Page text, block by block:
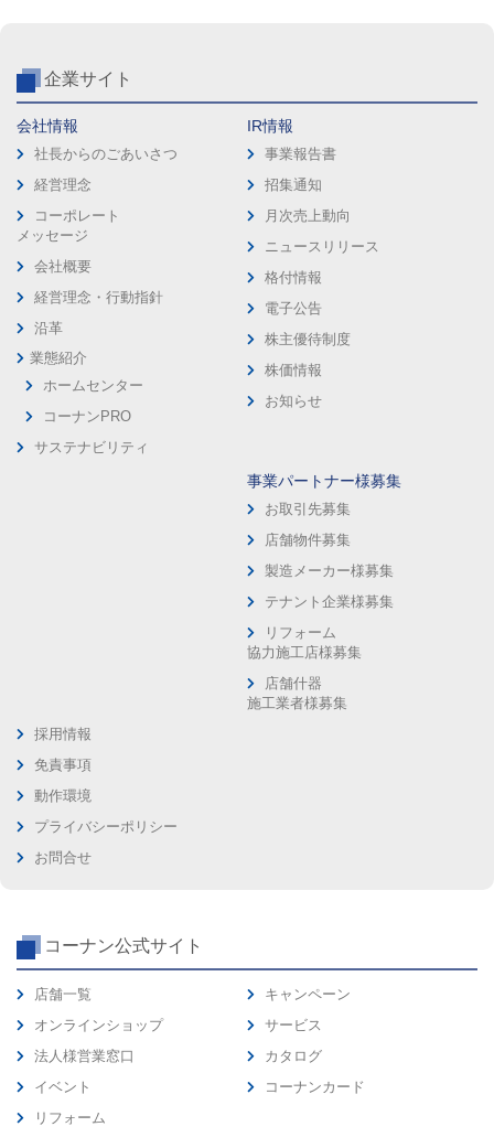
企業サイト
会社情報
社長からのごあいさつ
経営理念
コーポレート
メッセージ
会社概要
経営理念・行動指針
沿革
業態紹介
ホームセンター
コーナンPRO
サステナビリティ
IR情報
事業報告書
招集通知
月次売上動向
ニュースリリース
格付情報
電子公告
株主優待制度
株価情報
お知らせ
事業パートナー様募集
お取引先募集
店舗物件募集
製造メーカー様募集
テナント企業様募集
リフォーム
協力施工店様募集
店舗什器
施工業者様募集
採用情報
免責事項
動作環境
プライバシーポリシー
お問合せ
コーナン公式サイト
店舗一覧
オンラインショップ
法人様営業窓口
イベント
リフォーム
キャンペーン
サービス
カタログ
コーナンカード